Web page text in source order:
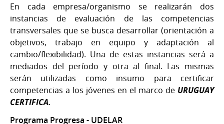
En cada empresa/organismo se realizarán dos
instancias de evaluación de las competencias
transversales que se busca desarrollar (orientación a
objetivos, trabajo en equipo y adaptación al
cambio/flexibilidad). Una de estas instancias será a
mediados del período y otra al final. Las mismas
serán utilizadas como insumo para certificar
competencias a los jóvenes en el marco de URUGUAY
CERTIFICA.
Programa Progresa - UDELAR